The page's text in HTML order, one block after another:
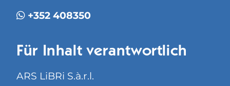
+352 408350
Für Inhalt verantwortlich
ARS LiBRi S.à.r.l.